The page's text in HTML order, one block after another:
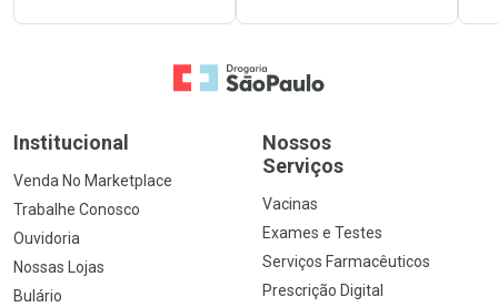
Ir para a Home
Institucional
Venda No Marketplace
Trabalhe Conosco
Ouvidoria
Nossas Lojas
Bulário
Nossos
Serviços
Vacinas
Exames e Testes
Serviços Farmacêuticos
Prescrição Digital